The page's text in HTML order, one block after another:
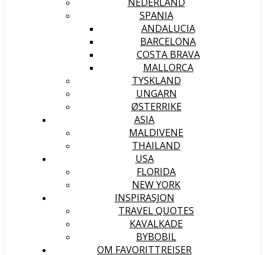
SPANIA
ANDALUCIA
BARCELONA
COSTA BRAVA
MALLORCA
TYSKLAND
UNGARN
ØSTERRIKE
ASIA
MALDIVENE
THAILAND
USA
FLORIDA
NEW YORK
INSPIRASJON
TRAVEL QUOTES
KAVALKADE
BYBOBIL
OM FAVORITTREISER